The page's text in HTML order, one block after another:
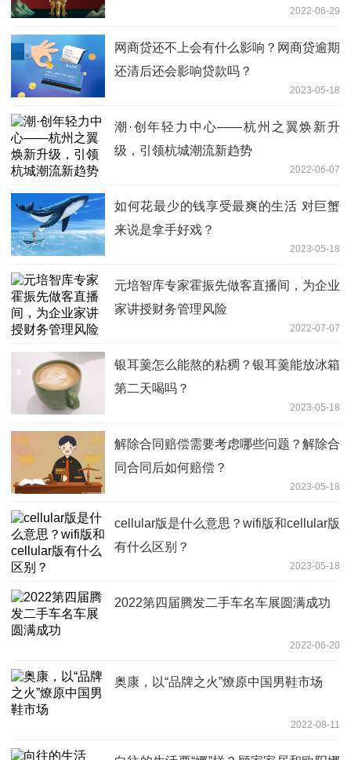
2022-06-29
网商贷还不上会有什么影响？网商贷逾期
还清后还会影响贷款吗？
2023-05-18
潮·创年轻力中心——杭州之翼焕新升
级，引领杭城潮流新趋势
2022-06-07
如何花最少的钱享受最爽的生活 对巨蟹
来说是拿手好戏？
2023-05-18
元培智库专家霍振先做客直播间，为企业
家讲授财务管理风险
2022-07-07
银耳羹怎么能熬的粘稠？银耳羹能放冰箱
第二天喝吗？
2023-05-18
解除合同赔偿需要考虑哪些问题？解除合
同合同后如何赔偿？
2023-05-18
cellular版是什么意思？wifi版和cellular版
有什么区别？
2023-05-18
2022第四届腾发二手车名车展圆满成功
2022-06-20
奥康，以“品牌之火”燎原中国男鞋市场
2022-08-11